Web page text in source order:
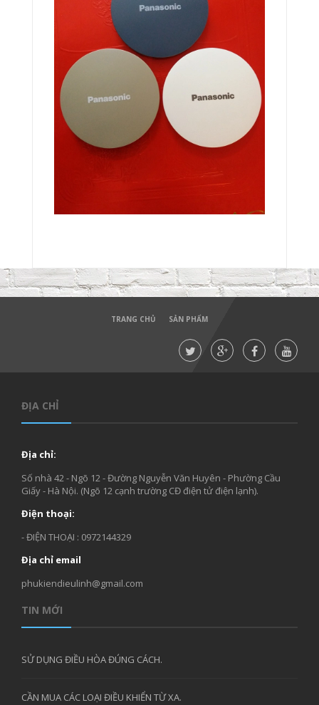
TRANG CHỦ SẢN PHẨM
ĐỊA CHỈ
Địa chỉ:
Số nhà 42 - Ngõ 12 - Đường Nguyễn Văn Huyên - Phường Cầu
Giấy - Hà Nội. (Ngõ 12 cạnh trường CĐ điện tử điện lạnh).
Điện thoại:
- ĐIỆN THOẠI : 0972144329
Địa chỉ email
phukiendieulinh@gmail.com
TIN MỚI
SỬ DỤNG ĐIỀU HÒA ĐÚNG CÁCH.
CẦN MUA CÁC LOẠI ĐIỀU KHIỂN TỪ XA.